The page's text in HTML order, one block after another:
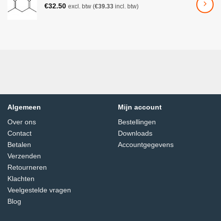
Een stofhoes en een gebruiksaanwijzing zijn bij de
€32.50 excl. btw (€39.33 incl. btw)
Algemeen
Over ons
Contact
Betalen
Verzenden
Retourneren
Klachten
Veelgestelde vragen
Blog
Mijn account
Bestellingen
Downloads
Accountgegevens